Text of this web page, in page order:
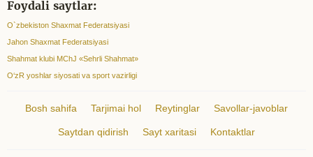
Foydali saytlar:
O`zbekiston Shaxmat Federatsiyasi
Jahon Shaxmat Federatsiyasi
Shahmat klubi MChJ «Sehrli Shahmat»
O‘zR yoshlar siyosati va sport vazirligi
Bosh sahifa Tarjimai hol Reytinglar Savollar-javoblar
Saytdan qidirish Sayt xaritasi Kontaktlar